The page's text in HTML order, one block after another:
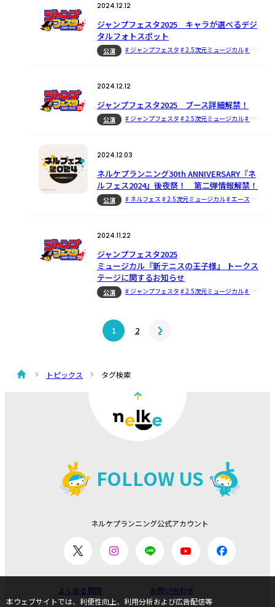
2024.12.12
ジャンプフェスタ2025 キャラが選べるデジ
タルフォトスポット
公演 # ジャンプフェスタ # 2.5次元ミュージカル# テニミュシリーズ
2024.12.12
ジャンプフェスタ2025 ブース詳細解禁！
公演 # ジャンプフェスタ # 2.5次元ミュージカル# テニミュシリーズ
2024.12.03
ネルケプランニング30th ANNIVERSARY『ネ
ルフェス2024』後夜祭！ 第二弾情報解禁！
公演 # ネルフェス # 2.5次元ミュージカル# エーステ
2024.11.22
ジャンプフェスタ2025
ミュージカル『新テニスの王子様』 トークス
テージに関するお知らせ
公演 # ジャンプフェスタ # 2.5次元ミュージカル# テニミュシリーズ
1 2
トピックス タグ検索
FOLLOW US
ネルケプランニング公式アカウント
よくある質問 お問い合わせ
本ウェブサイトでは、利便性向上、利用分析および広告配信等